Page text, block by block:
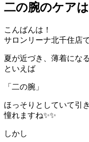
二の腕のケア
こんばんは！
サロンリーナ北千住店
夏が近づき、薄着にな
といえば
「二の腕」
ほっそりとしていて引
憧れますね✨✨
しかし